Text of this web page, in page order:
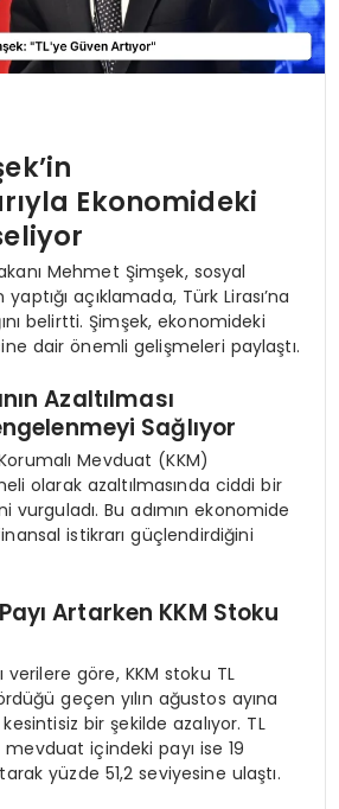
Ekonomideki
Mehmet Şimşek, sosyal
açıklamada, Türk Lirası’na
belirtti. Şimşek, ekonomideki
dair önemli gelişmeleri paylaştı.
Azaltılması
Sağlıyor
Mevduat (KKM)
olarak azaltılmasında ciddi bir
Bu adımın ekonomide
istikrarı güçlendirdiğini
Artarken KKM Stoku
verilere göre, KKM stoku TL
geçen yılın ağustos ayına
bir şekilde azalıyor. TL
içindeki payı ise 19
yüzde 51,2 seviyesine ulaştı.